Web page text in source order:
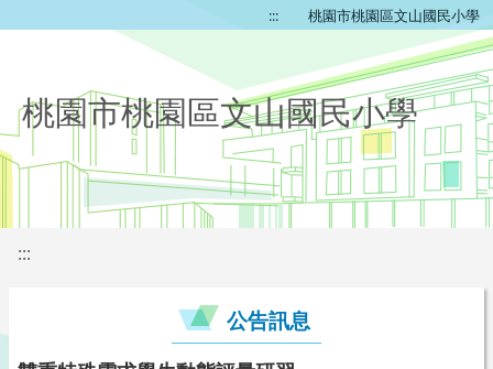
::: 桃園市桃園區文山國民小學
桃園市桃園區文山國民小學
:::
公告訊息